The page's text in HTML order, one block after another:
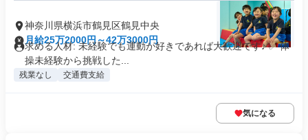
神奈川県横浜市鶴見区鶴見中央
月給25万2000円～42万3000円
求める人材: 未経験でも運動が好きであれば大歓迎です♪ ✅ 体
操未経験から挑戦した...
残業なし 交通費支給
気になる